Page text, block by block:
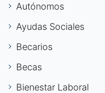
Autónomos
Ayudas Sociales
Becarios
Becas
Bienestar Laboral